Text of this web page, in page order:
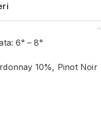
6° – 8°
10%, Pinot Noir